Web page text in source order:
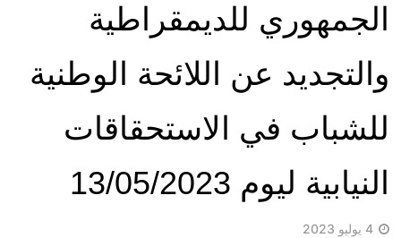
الجمهوري للديمقراطية
والتجديد عن اللائحة الوطنية
للشباب في الاستحقاقات
النيابية ليوم 13/05/2023
4 يوليو 2023